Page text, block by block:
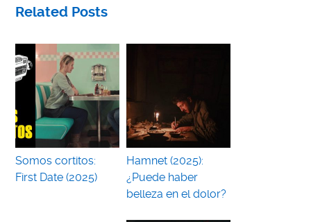
Related Posts
Somos cortitos:
First Date (2025)
Hamnet (2025):
¿Puede haber
belleza en el dolor?